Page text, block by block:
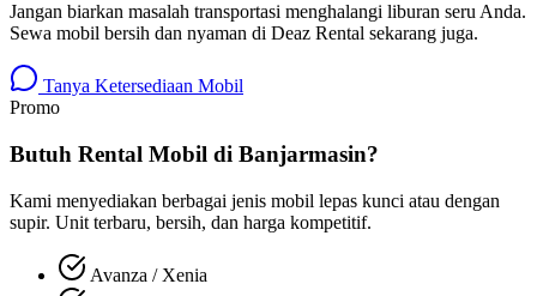
Jangan biarkan masalah transportasi menghalangi liburan seru Anda.
Sewa mobil bersih dan nyaman di Deaz Rental sekarang juga.
Tanya Ketersediaan Mobil
Promo
Butuh Rental Mobil di Banjarmasin?
Kami menyediakan berbagai jenis mobil lepas kunci atau dengan
supir. Unit terbaru, bersih, dan harga kompetitif.
Avanza / Xenia